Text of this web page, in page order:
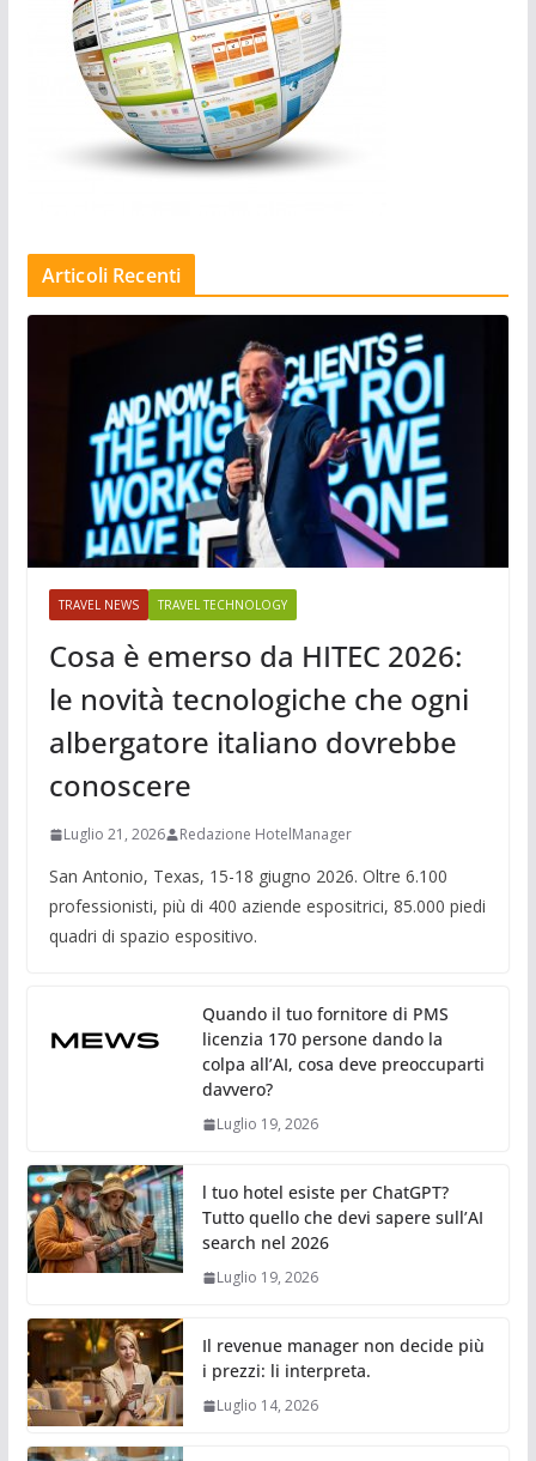
Articoli Recenti
TRAVEL NEWS TRAVEL TECHNOLOGY
Cosa è emerso da HITEC 2026:
le novità tecnologiche che ogni
albergatore italiano dovrebbe
conoscere
Luglio 21, 2026 Redazione HotelManager
San Antonio, Texas, 15-18 giugno 2026. Oltre 6.100
professionisti, più di 400 aziende espositrici, 85.000 piedi
quadri di spazio espositivo.
Quando il tuo fornitore di PMS
licenzia 170 persone dando la
colpa all’AI, cosa deve preoccuparti
davvero?
Luglio 19, 2026
l tuo hotel esiste per ChatGPT?
Tutto quello che devi sapere sull’AI
search nel 2026
Luglio 19, 2026
Il revenue manager non decide più
i prezzi: li interpreta.
Luglio 14, 2026